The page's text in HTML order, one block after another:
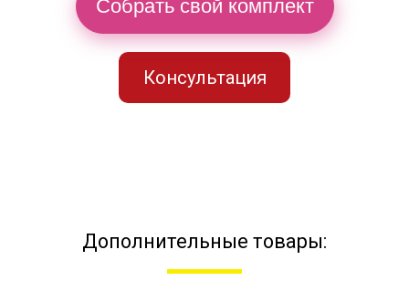
Собрать свой комплект
Консультация
Дополнительные товары: